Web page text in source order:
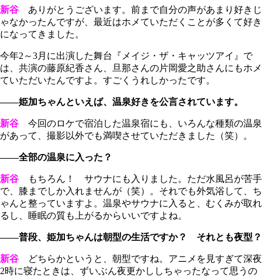
新谷 ありがとうございます。前まで自分の声があまり好きじ
ゃなかったんですが、最近はホメていただくことが多くて好き
になってきました。
今年2～3月に出演した舞台『メイジ・ザ・キャッツアイ』で
は、共演の藤原紀香さん、旦那さんの片岡愛之助さんにもホメ
ていただいたんですよ。すごくうれしかったです。
――姫加ちゃんといえば、温泉好きを公言されています。
新谷 今回のロケで宿泊した温泉宿にも、いろんな種類の温泉
があって、撮影以外でも満喫させていただきました（笑）。
――全部の温泉に入った？
新谷 もちろん！ サウナにも入りました。ただ水風呂が苦手
で、膝までしか入れませんが（笑）。それでも外気浴して、ち
ゃんと整っていますよ。温泉やサウナに入ると、むくみが取れ
るし、睡眠の質も上がるからいいですよね。
――普段、姫加ちゃんは朝型の生活ですか？ それとも夜型？
新谷 どちらかというと、朝型ですね。アニメを見すぎて深夜
2時に寝たときは、ずいぶん夜更かししちゃったなって思うの